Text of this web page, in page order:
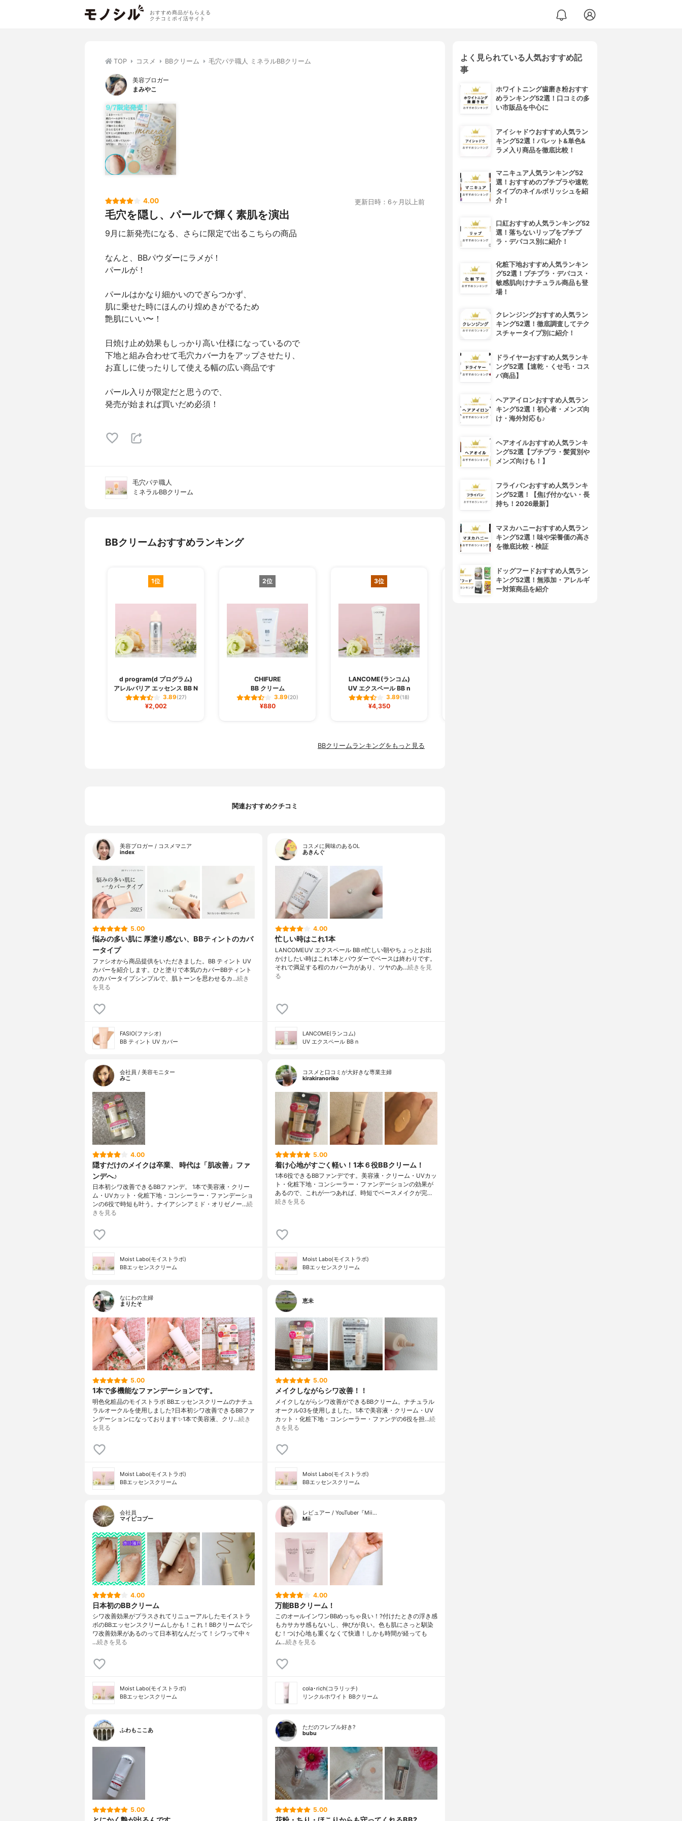
おすすめ商品がもらえる
クチコミポイ活サイト
TOP コスメ BBクリーム 毛穴パテ職人 ミネラルBBクリーム
美容ブロガー
まみやこ
4.00 更新日時：6ヶ月以上前
毛穴を隠し、パールで輝く素肌を演出
9月に新発売になる、さらに限定で出るこちらの商品
なんと、BBパウダーにラメが！
パールが！
パールはかなり細かいのでぎらつかず、
肌に乗せた時にほんのり煌めきがでるため
艶肌にいい〜！
日焼け止め効果もしっかり高い仕様になっているので
下地と組み合わせて毛穴カバー力をアップさせたり、
お直しに使ったりして使える幅の広い商品です
パール入りが限定だと思うので、
発売が始まれば買いだめ必須！
毛穴パテ職人
ミネラルBBクリーム
BBクリームおすすめランキング
1位
d program(d プログラム)
アレルバリア エッセンス BB N
3.89(27)
¥2,002
2位
CHIFURE
BB クリーム
3.89(20)
¥880
3位
LANCOME(ランコム)
UV エクスペール BB n
3.89(18)
¥4,350
4位
BBクリームランキングをもっと見る
関連おすすめクチコミ
美容ブロガー / コスメマニア
index
5.00
悩みの多い肌に 厚塗り感ない、BBティントのカバ
ータイプ
ファシオから商品提供をいただきました。BB ティント UV
カバーを紹介します。ひと塗りで本気のカバーBBティント
のカバータイプシンプルで、肌トーンを思わせるカ…続き
を見る
FASIO(ファシオ)
BB ティント UV カバー
コスメに興味のあるOL
あきんぐ
4.00
忙しい時はこれ1本
LANCOMEUV エクスペール BB n忙しい朝やちょっとお出
かけしたい時はこれ1本とパウダーでベースは終わりです。
それで満足する程のカバー力があり、ツヤのあ…続きを見
る
LANCOME(ランコム)
UV エクスペール BB n
会社員 / 美容モニター
みこ
4.00
隠すだけのメイクは卒業、 時代は「肌改善」ファ
ンデへ♪
日本初シワ改善できるBBファンデ。 1本で美容液・クリー
ム・UVカット・化粧下地・コンシーラー・ファンデーショ
ンの6役で時短も叶う。ナイアシンアミド・オリゼノー…続
きを見る
Moist Labo(モイストラボ)
BBエッセンスクリーム
コスメと口コミが大好きな専業主婦
kirakiranoriko
5.00
着け心地がすごく軽い！1本６役BBクリーム！
1本6役できるBBファンデです。美容液・クリーム・UVカッ
ト・化粧下地・コンシーラー・ファンデーションの効果が
あるので、これが一つあれば、時短でベースメイクが完…
続きを見る
Moist Labo(モイストラボ)
BBエッセンスクリーム
なにわの主婦
まりたそ
5.00
1本で多機能なファンデーションです。
明色化粧品のモイストラボ BBエッセンスクリームのナチュ
ラルオークルを使用しました?日本初シワ改善できるBBファ
ンデーションになっております✨1本で美容液、クリ…続き
を見る
Moist Labo(モイストラボ)
BBエッセンスクリーム
恵未
5.00
メイクしながらシワ改善！！
メイクしながらシワ改善ができるBBクリーム。ナチュラル
オークル03を使用しました。1本で美容液・クリーム・UV
カット・化粧下地・コンシーラー・ファンデの6役を担…続
きを見る
Moist Labo(モイストラボ)
BBエッセンスクリーム
会社員
マイピコブー
4.00
日本初のBBクリーム
シワ改善効果がプラスされてリニューアルしたモイストラ
ボのBBエッセンスクリームしかも！これ！BBクリームでシ
ワ改善効果があるのって日本初なんだって！シワって中々
…続きを見る
Moist Labo(モイストラボ)
BBエッセンスクリーム
レビュアー / YouTuber『Mii…
Mii
4.00
万能BBクリーム！
このオールインワンBBめっちゃ良い！?付けたときの浮き感
もカサカサ感もないし、伸びが良い。色も肌にさっと馴染
む！つけ心地も重くなくて快適！しかも時間が経っても
ム…続きを見る
cola･rich(コラリッチ)
リンクルホワイト BBクリーム
ふわもここあ
5.00
ただのフレブル好き?
bubu
5.00
よく見られている人気おすすめ記
事
ホワイトニング歯磨き粉おすす
めランキング52選！口コミの多
い市販品を中心に
アイシャドウおすすめ人気ラン
キング52選！パレット&単色&
ラメ入り商品を徹底比較！
マニキュア人気ランキング52
選！おすすめのプチプラや速乾
タイプのネイルポリッシュを紹
介！
口紅おすすめ人気ランキング52
選！落ちないリップをプチプ
ラ・デパコス別に紹介！
化粧下地おすすめ人気ランキン
グ52選！プチプラ・デパコス・
敏感肌向けナチュラル商品も登
場！
クレンジングおすすめ人気ラン
キング52選！徹底調査してテク
スチャータイプ別に紹介！
ドライヤーおすすめ人気ランキ
ング52選【速乾・くせ毛・コス
パ商品】
ヘアアイロンおすすめ人気ラン
キング52選！初心者・メンズ向
け・海外対応も♪
ヘアオイルおすすめ人気ランキ
ング52選【プチプラ・髪質別や
メンズ向けも！】
フライパンおすすめ人気ランキ
ング52選！【焦げ付かない・長
持ち！2026最新】
マヌカハニーおすすめ人気ラン
キング52選！味や栄養価の高さ
を徹底比較・検証
ドッグフードおすすめ人気ラン
キング52選！無添加・アレルギ
ー対策商品を紹介